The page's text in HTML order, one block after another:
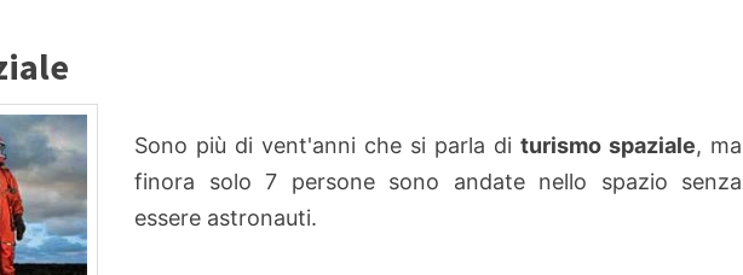
Sono più di vent'anni che si parla di turismo spaziale, ma
finora solo 7 persone sono andate nello spazio senza
essere astronauti.